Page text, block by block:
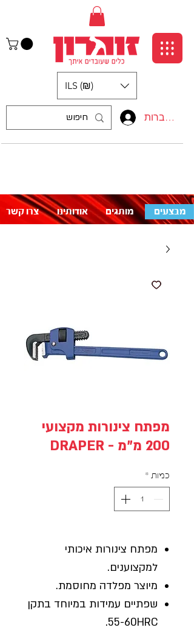
צרו קשר אודותינו מותגים מבצעים
התחברות
ILS (₪)
מפתח צינורות מקצועי
200 מ"מ - DRAPER
כמות *
מפתח צינורות איכותי
למקצוענים.
מיוצר מפלדה מחוסמת.
שפתיים עמידות במיוחד בתקן
55-60HRC.